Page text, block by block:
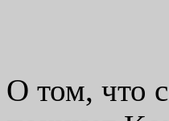
О том, что